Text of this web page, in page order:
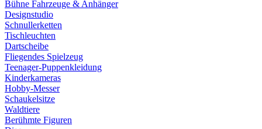
Bühne Fahrzeuge & Anhänger
Designstudio
Schnullerketten
Tischleuchten
Dartscheibe
Fliegendes Spielzeug
Teenager-Puppenkleidung
Kinderkameras
Hobby-Messer
Schaukelsitze
Waldtiere
Berühmte Figuren